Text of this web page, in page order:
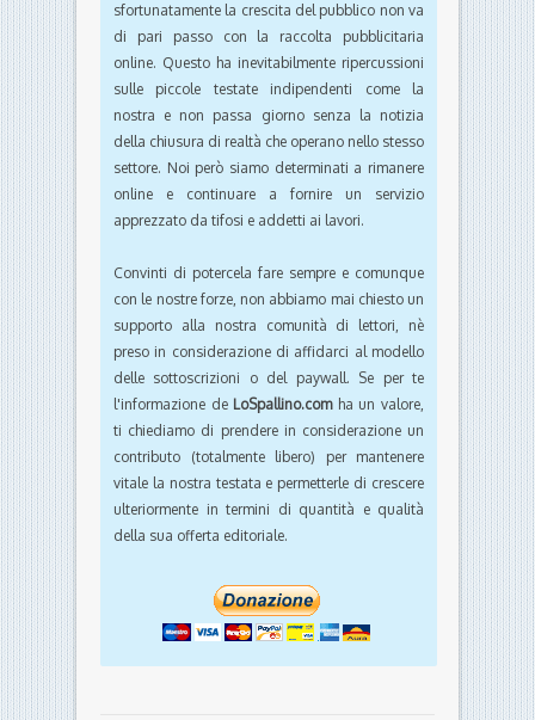
sfortunatamente la crescita del pubblico non va
di pari passo con la raccolta pubblicitaria
online. Questo ha inevitabilmente ripercussioni
sulle piccole testate indipendenti come la
nostra e non passa giorno senza la notizia
della chiusura di realtà che operano nello stesso
settore. Noi però siamo determinati a rimanere
online e continuare a fornire un servizio
apprezzato da tifosi e addetti ai lavori.
Convinti di potercela fare sempre e comunque
con le nostre forze, non abbiamo mai chiesto un
supporto alla nostra comunità di lettori, nè
preso in considerazione di affidarci al modello
delle sottoscrizioni o del paywall. Se per te
l'informazione de LoSpallino.comha un valore,
ti chiediamo di prendere in considerazione un
contributo (totalmente libero) per mantenere
vitale la nostra testata e permetterle di crescere
ulteriormente in termini di quantità e qualità
della sua offerta editoriale.